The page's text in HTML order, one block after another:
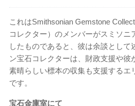
これはSmithsonian Gemstone
コレクター）のメンバーがスミソニ
したものであると、彼は余談として
ン宝石コレクターは、財政支援や彼
素晴らしい標本の収集も支援するエ
です。
宝石金庫室にて